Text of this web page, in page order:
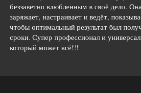
беззаветно влюбленным в своё дело.
заряжает, настраивает и ведёт,
чтобы оптимальный результат был
сроки. Супер профессионал и
который может всё!!!